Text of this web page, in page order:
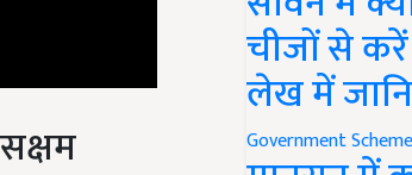
उन्हें बिना किसी
चीजों से
लेख में
Government Scheme